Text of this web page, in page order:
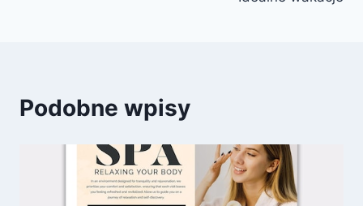
Podobne wpisy